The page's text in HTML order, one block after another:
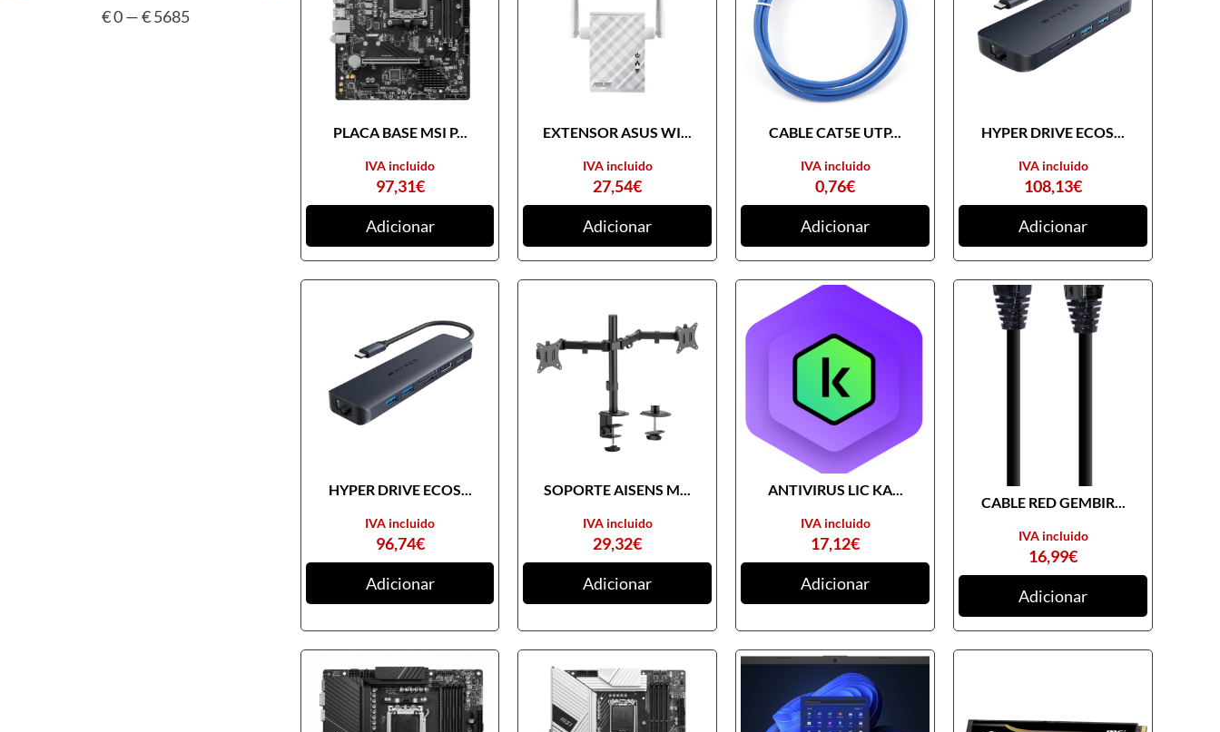
Marcas€0—€5685
PLACA BASE MSI P...
97,31€
IVA incluido
Adicionar
EXTENSOR ASUS WI...
27,54€
IVA incluido
Adicionar
CABLE CAT5E UTP...
0,76€
IVA incluido
Adicionar
HYPER DRIVE ECOS...
108,13€
IVA incluido
Adicionar
HYPER DRIVE ECOS...
96,74€
IVA incluido
Adicionar
SOPORTE AISENS M...
29,32€
IVA incluido
Adicionar
ANTIVIRUS LIC KA...
17,12€
IVA incluido
Adicionar
CABLE RED GEMBIR...
16,99€
IVA incluido
Adicionar